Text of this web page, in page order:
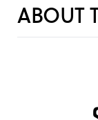
ABOUT